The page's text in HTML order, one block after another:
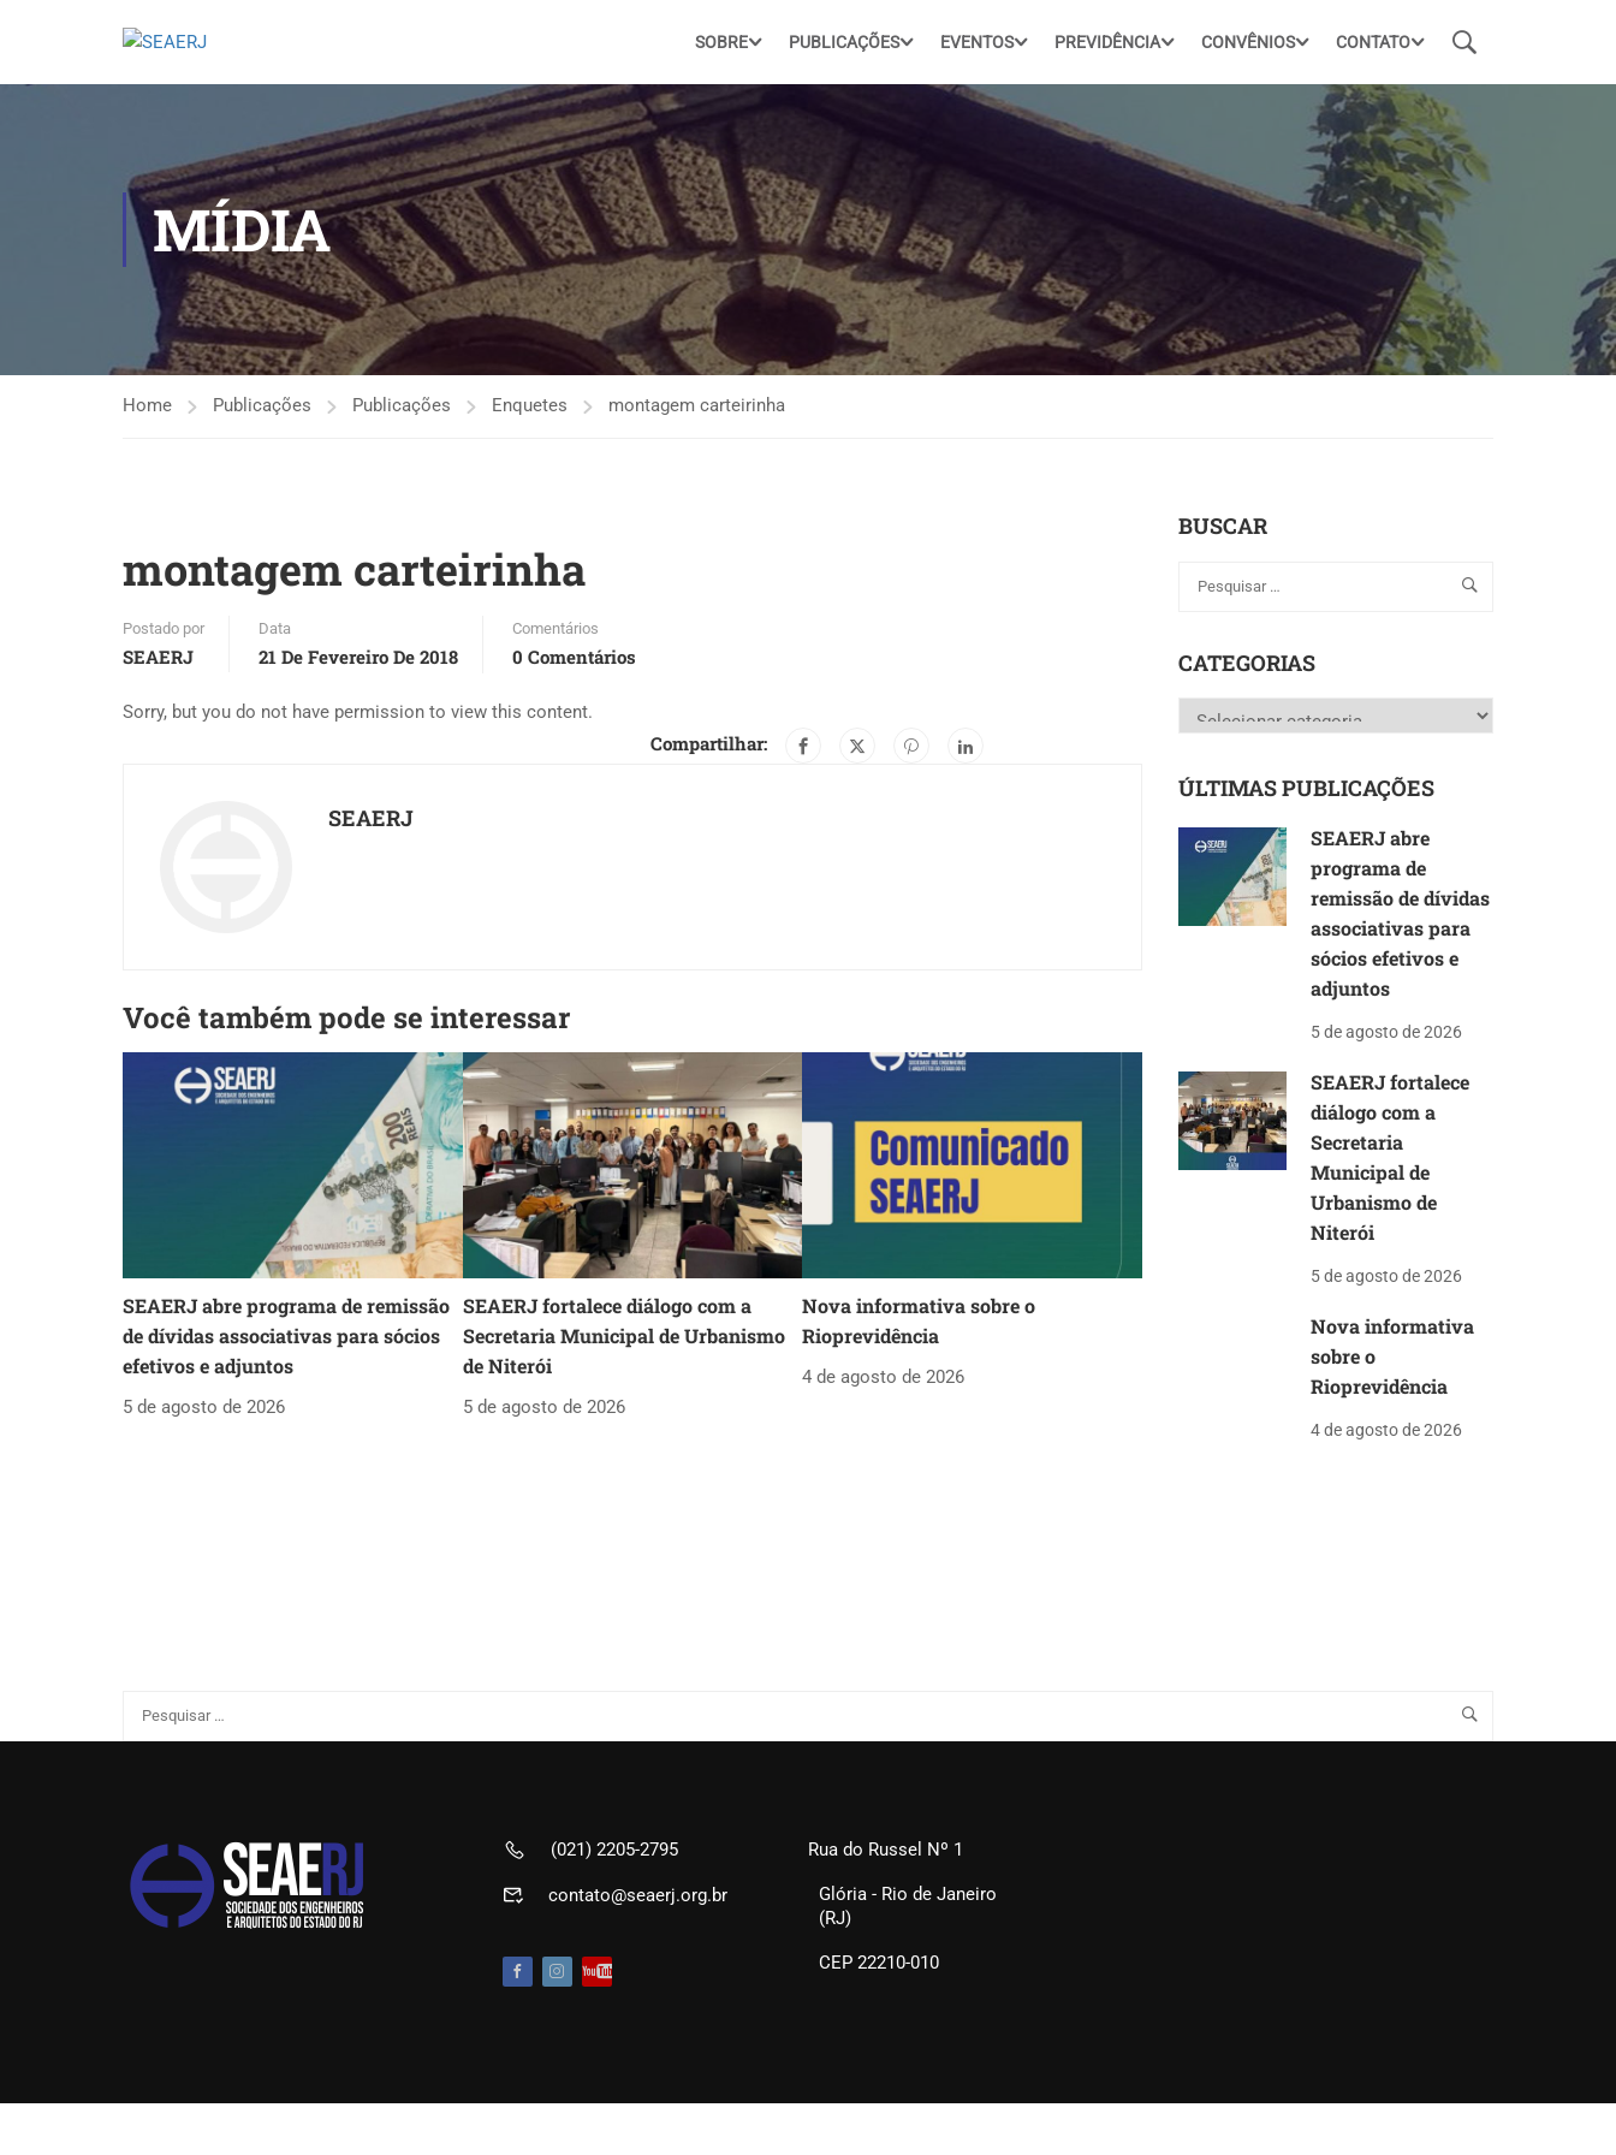
SOBRE PUBLICAÇÕES EVENTOS PREVIDÊNCIA CONVÊNIOS CONTATO
MÍDIA
Home Publicações Publicações Enquetes montagem carteirinha
montagem carteirinha
Postado por
SEAERJ
Data
21 De Fevereiro De 2018
Comentários
0 Comentários
Sorry, but you do not have permission to view this content.
Compartilhar:
SEAERJ
Você também pode se interessar
SEAERJ abre programa de remissão
de dívidas associativas para sócios
efetivos e adjuntos
5 de agosto de 2026
SEAERJ fortalece diálogo com a
Secretaria Municipal de Urbanismo
de Niterói
5 de agosto de 2026
Nova informativa sobre o
Rioprevidência
4 de agosto de 2026
BUSCAR
CATEGORIAS
Categorias
ÚLTIMAS PUBLICAÇÕES
SEAERJ abre
programa de
remissão de dívidas
associativas para
sócios efetivos e
adjuntos
5 de agosto de 2026
SEAERJ fortalece
diálogo com a
Secretaria
Municipal de
Urbanismo de
Niterói
5 de agosto de 2026
Nova informativa
sobre o
Rioprevidência
4 de agosto de 2026
(021) 2205-2795
contato@seaerj.org.br
Rua do Russel Nº 1
Glória - Rio de Janeiro
(RJ)
CEP 22210-010